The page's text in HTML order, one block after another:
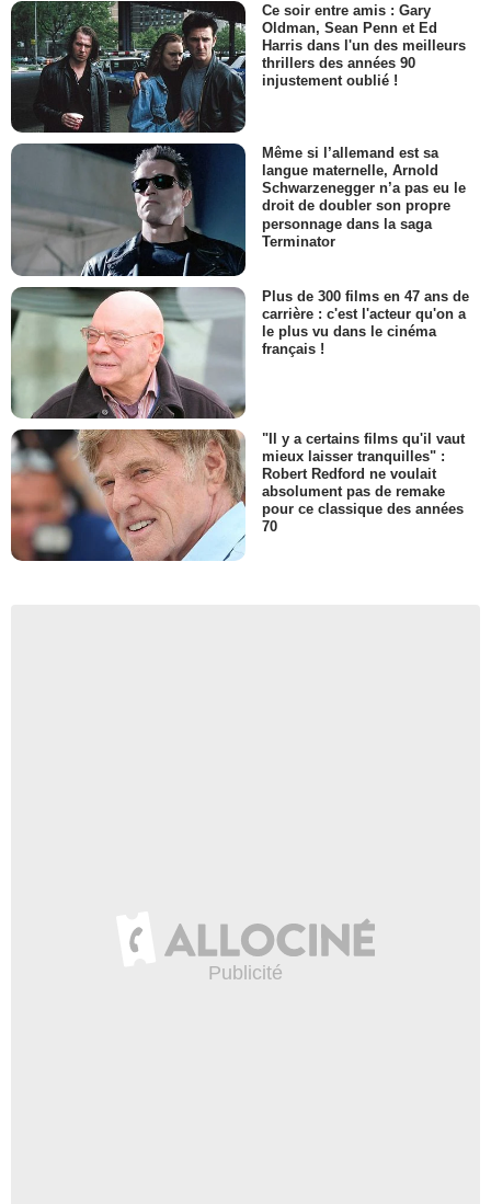
Ce soir entre amis : Gary
Oldman, Sean Penn et Ed
Harris dans l'un des meilleurs
thrillers des années 90
injustement oublié !
Même si l’allemand est sa
langue maternelle, Arnold
Schwarzenegger n’a pas eu le
droit de doubler son propre
personnage dans la saga
Terminator
Plus de 300 films en 47 ans de
carrière : c'est l'acteur qu'on a
le plus vu dans le cinéma
français !
"Il y a certains films qu'il vaut
mieux laisser tranquilles" :
Robert Redford ne voulait
absolument pas de remake
pour ce classique des années
70